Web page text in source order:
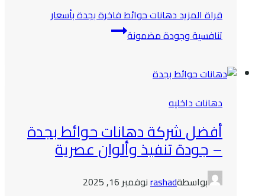
قراة المزيددهانات حوائط فاخرة بجدة بأسعار
تنافسية وجودة مضمونة
دهانات داخليه
أفضل شركة دهانات حوائط بجدة
– جودة تنفيذ وألوان عصرية
بواسطةrashadنوفمبر 16, 2025